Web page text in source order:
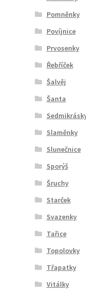
Pomněnky
Povíjnice
Prvosenky
Řebříček
Šalvěj
Šanta
Slaměnky
Slunečnice
Sporýš
Šruchy
Starček
Svazenky
Tařice
Topolovky
Třapatky
Vitálky